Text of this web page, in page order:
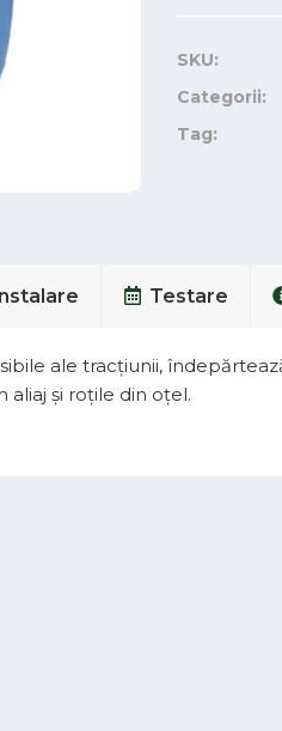
SKU:
Categorii:
Tag:
Testare
ale tracțiunii,
și roțile din oțel.